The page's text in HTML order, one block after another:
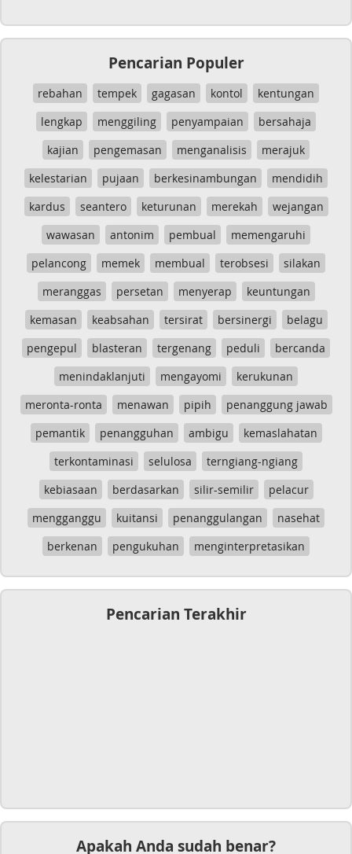
Pencarian Populer
rebahan tempek gagasan kontol
kentungan
lengkap
menggiling penyampaian
bersahaja
kajian
pengemasan menganalisis
merajuk
kelestarian
pujaan berkesinambungan
mendidih
kardus
seantero keturunan merekah
wejangan
wawasan
antonim pembual
memengaruhi
pelancong
memek membual terobsesi
silakan
meranggas
persetan menyerap
keuntungan
kemasan
keabsahan tersirat bersinergi
belagu
pengepul
blasteran tergenang peduli
bercanda
menindaklanjuti
mengayomi
kerukunan
meronta-ronta
menawan pipih
penanggung jawab
pemantik
penangguhan ambigu
kemaslahatan
terkontaminasi
selulosa
terngiang-ngiang
kebiasaan
berdasarkan silir-semilir
pelacur
mengganggu
kuitansi penanggulangan
nasehat
berkenan
pengukuhan menginterpretasikan
Pencarian Terakhir
Apakah Anda sudah benar?